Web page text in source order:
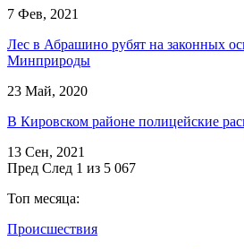
7 Фев, 2021
Лес в Абрашино рубят на законных
Минприроды
23 Май, 2020
В Кировском районе полицейские
13 Сен, 2021
Пред След 1 из 5 067
Топ месяца:
Происшествия